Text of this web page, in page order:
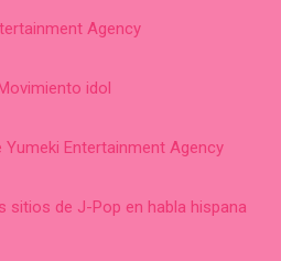
Agency
idol
Entertainment Agency
sitios de J-Pop en habla hispana